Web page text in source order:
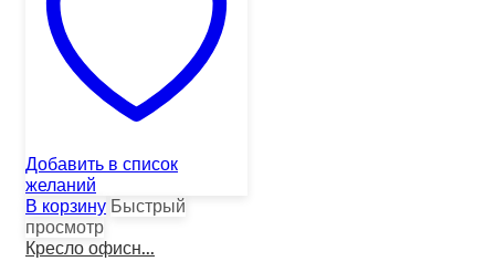
Добавить в список
желаний
В корзину Быстрый
просмотр
Кресло офисн...